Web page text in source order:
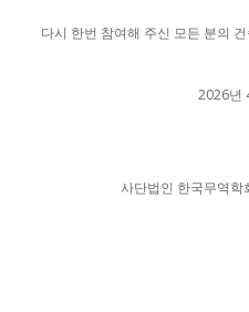
다시 한번 참여해 주신 모든 분의
2026년
사단법인 한국무역학